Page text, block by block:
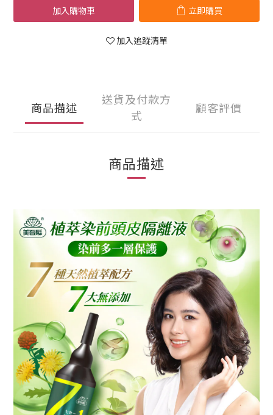
加入購物車 立即購買
加入追蹤清單
商品描述
送貨及付款方
式
顧客評價
商品描述